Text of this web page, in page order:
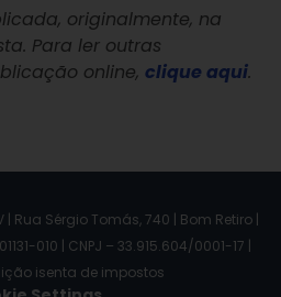
originalmente, na
Para ler outras
online, clique aqui.
| Rua Sérgio Tomás, 740 | Bom Retiro |
010 | CNPJ – 33.915.604/0001-17 |
isenta de impostos